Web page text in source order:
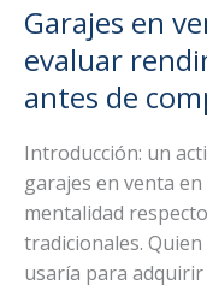
el
criterio
profesional
separa
una
inversión
sólida
de
Garajes en
evaluar
antes de
Introducción: un
garajes en venta
mentalidad
tradicionales.
usaría para